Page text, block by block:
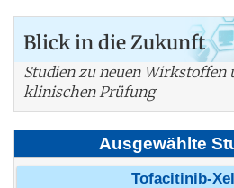
Blick in die Zukunft
Studien zu neuen Wirkstoffen
klinischen Prüfung
Ausgewählte
Tofacitinib-